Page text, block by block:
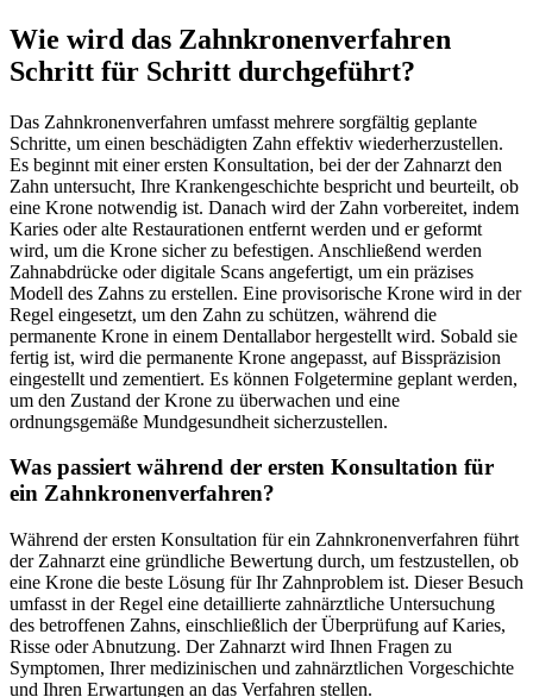
Wie wird das Zahnkronenverfahren
Schritt für Schritt durchgeführt?
Das Zahnkronenverfahren umfasst mehrere sorgfältig geplante
Schritte, um einen beschädigten Zahn effektiv wiederherzustellen.
Es beginnt mit einer ersten Konsultation, bei der der Zahnarzt den
Zahn untersucht, Ihre Krankengeschichte bespricht und beurteilt, ob
eine Krone notwendig ist. Danach wird der Zahn vorbereitet, indem
Karies oder alte Restaurationen entfernt werden und er geformt
wird, um die Krone sicher zu befestigen. Anschließend werden
Zahnabdrücke oder digitale Scans angefertigt, um ein präzises
Modell des Zahns zu erstellen. Eine provisorische Krone wird in der
Regel eingesetzt, um den Zahn zu schützen, während die
permanente Krone in einem Dentallabor hergestellt wird. Sobald sie
fertig ist, wird die permanente Krone angepasst, auf Bisspräzision
eingestellt und zementiert. Es können Folgetermine geplant werden,
um den Zustand der Krone zu überwachen und eine
ordnungsgemäße Mundgesundheit sicherzustellen.
Was passiert während der ersten Konsultation für
ein Zahnkronenverfahren?
Während der ersten Konsultation für ein Zahnkronenverfahren führt
der Zahnarzt eine gründliche Bewertung durch, um festzustellen, ob
eine Krone die beste Lösung für Ihr Zahnproblem ist. Dieser Besuch
umfasst in der Regel eine detaillierte zahnärztliche Untersuchung
des betroffenen Zahns, einschließlich der Überprüfung auf Karies,
Risse oder Abnutzung. Der Zahnarzt wird Ihnen Fragen zu
Symptomen, Ihrer medizinischen und zahnärztlichen Vorgeschichte
und Ihren Erwartungen an das Verfahren stellen.